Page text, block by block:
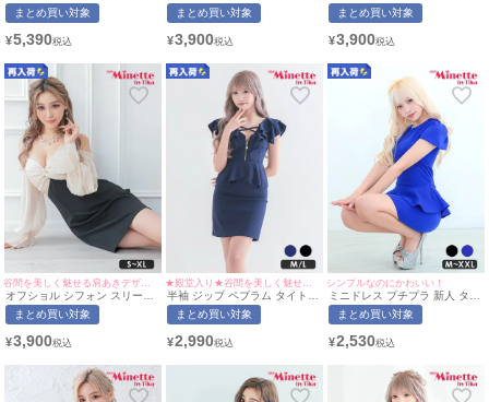
ミニドレス (あいみん着用/M~L
サイズ対応) | myMinette/マイ
まとめ買い対象
¥5,390
ー Luvique (あおぽん・れいた
ぴ着用/Mサイズ対応) |
まとめ買い対象
¥3,900
ース フレア ミニドレス
Luvique (せいせい着用/S~Lサ
ネット
まとめ買い対象
¥3,900
オフショル シフォン スリーブ
タイト ミニドレス (せいせい着
用/S~XLサイズ対応)
まとめ買い対象
¥3,900
★殿堂入り★谷間を美しく魅せるクロスデザイン♡
半袖 ジップ ペプラム タイト
ミニドレス (ひなたまる着
用/M~Lサイズ対応) myMinette/
まとめ買い対象
¥2,990
シンプルなのにかわいい！
ミニドレス プチプラ 新人 タイ
ト ペプラム セクシー 半袖 低
身長 谷間 青 キャバドレス (ひ
応) | myMinette/マイミネット
まとめ買い対象
¥2,530